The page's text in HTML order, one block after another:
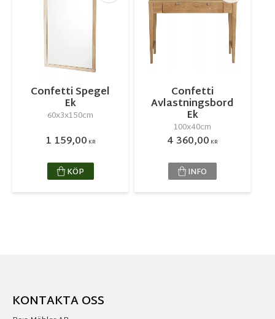
Confetti Spegel
Ek
60x3x150cm
1 159,00 KR
KÖP
Confetti
Avlastningsbord
Ek
100x40cm
4 360,00 KR
INFO
KONTAKTA OSS